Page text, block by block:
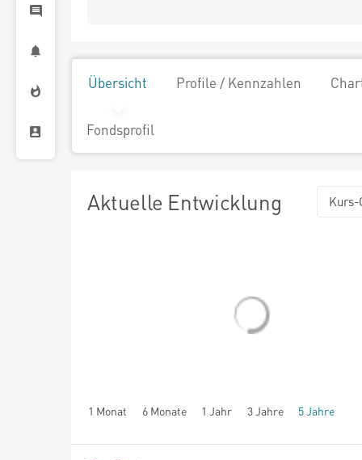
Übersicht Profile / Kennzahlen
Fondsprofil
Aktuelle Entwicklung Kurs-
1 Monat 6 Monate 1 Jahr 3 Jahre 5 Jahre
seit Beginn